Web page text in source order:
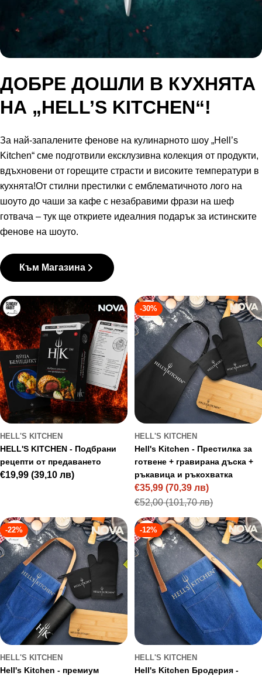
ДОБРЕ ДОШЛИ В КУХНЯТА
НА „HELL’S KITCHEN“!
За най-запалените фенове на кулинарното шоу „Hell’s
Kitchen“ сме подготвили ексклузивна колекция от продукти,
вдъхновени от горещите страсти и високите температури в
кухнята!От стилни престилки с емблематичното лого на
шоуто до чаши за кафе с незабравими фрази на шеф
готвача – тук ще откриете идеалния подарък за истинските
фенове на шоуто.
Към Магазина
HELL'S KITCHEN
HELL'S KITCHEN - Подбрани
рецепти от предаването
Regular
€19,99 (39,10 лв)
-30%
HELL'S KITCHEN
Hell's Kitchen - Престилка за
готвене + гравирана дъска +
ръкавица и ръкохватка
Sale
€35,99 (70,39 лв)
Regular
€52,00(101,70 лв)
-22%
HELL'S KITCHEN
Hell's Kitchen - премиум
-12%
HELL'S KITCHEN
Hell's Kitchen Бродерия -